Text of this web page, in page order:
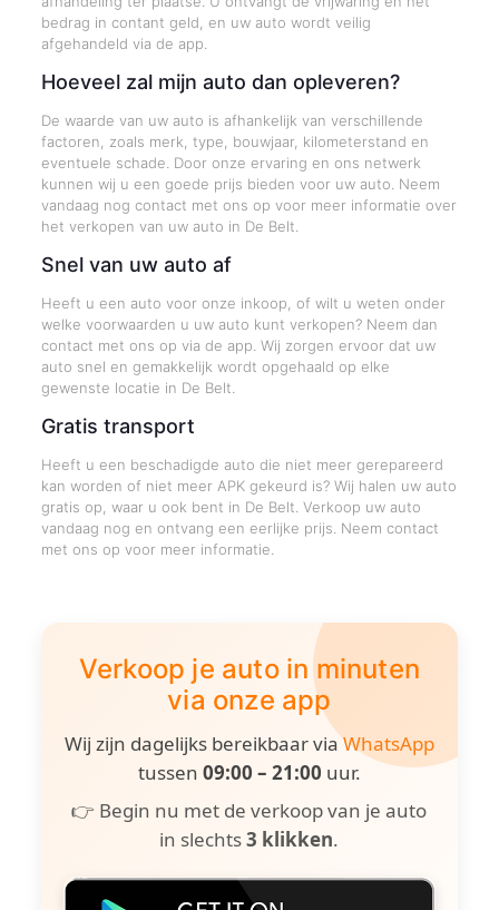
bedrag in contant geld, en uw auto wordt veilig
afgehandeld via de app.
Hoeveel zal mijn auto dan opleveren?
De waarde van uw auto is afhankelijk van verschillende
factoren, zoals merk, type, bouwjaar, kilometerstand en
eventuele schade. Door onze ervaring en ons netwerk
kunnen wij u een goede prijs bieden voor uw auto. Neem
vandaag nog contact met ons op voor meer informatie over
het verkopen van uw auto in De Belt.
Snel van uw auto af
Heeft u een auto voor onze inkoop, of wilt u weten onder
welke voorwaarden u uw auto kunt verkopen? Neem dan
contact met ons op via de app. Wij zorgen ervoor dat uw
auto snel en gemakkelijk wordt opgehaald op elke
gewenste locatie in De Belt.
Gratis transport
Heeft u een beschadigde auto die niet meer gerepareerd
kan worden of niet meer APK gekeurd is? Wij halen uw auto
gratis op, waar u ook bent in De Belt. Verkoop uw auto
vandaag nog en ontvang een eerlijke prijs. Neem contact
met ons op voor meer informatie.
Verkoop je auto in minuten
via onze app
Wij zijn dagelijks bereikbaar viaWhatsApp
tussen 09:00 – 21:00 uur.
👉 Begin nu met de verkoop van je auto
in slechts3 klikken.